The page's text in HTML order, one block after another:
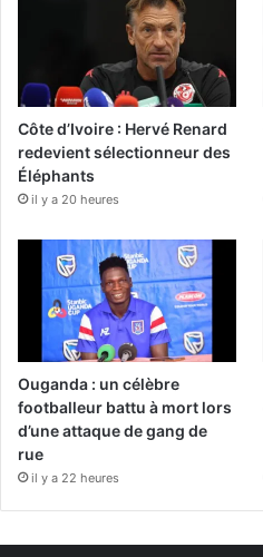
Côte d’Ivoire : Hervé Renard
redevient sélectionneur des
Éléphants
il y a 20 heures
Ouganda : un célèbre
footballeur battu à mort lors
d’une attaque de gang de
rue
il y a 22 heures